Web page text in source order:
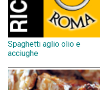
Spaghetti aglio olio e
acciughe